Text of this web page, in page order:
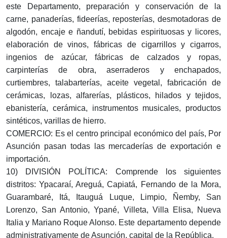
este Departamento, preparación y conservación de la
carne, panaderías, fideerías, reposterías, desmotadoras de
algodón, encaje e ñandutí, bebidas espirituosas y licores,
elaboración de vinos, fábricas de cigarrillos y cigarros,
ingenios de azúcar, fábricas de calzados y ropas,
carpinterías de obra, aserraderos y enchapados,
curtiembres, talabarterías, aceite vegetal, fabricación de
cerámicas, lozas, alfarerías, plásticos, hilados y tejidos,
ebanistería, cerámica, instrumentos musicales, productos
sintéticos, varillas de hierro.
COMERCIO: Es el centro principal económico del país, Por
Asunción pasan todas las mercaderías de exportación e
importación.
10) DIVISIÓN POLÍTICA: Comprende los siguientes
distritos: Ypacaraí, Areguá, Capiatá, Fernando de la Mora,
Guarambaré, Itá, Itauguá Luque, Limpio, Ñemby, San
Lorenzo, San Antonio, Ypané, Villeta, Villa Elisa, Nueva
Italia y Mariano Roque Alonso. Este departamento depende
administrativamente de Asunción, capital de la República.